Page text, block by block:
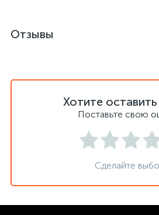
Отзывы
Хотите
Поставьте свою
Сделайте